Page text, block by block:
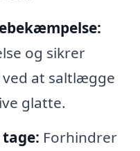
og sikrer
at saltlægge
glatte.
Forhindrer